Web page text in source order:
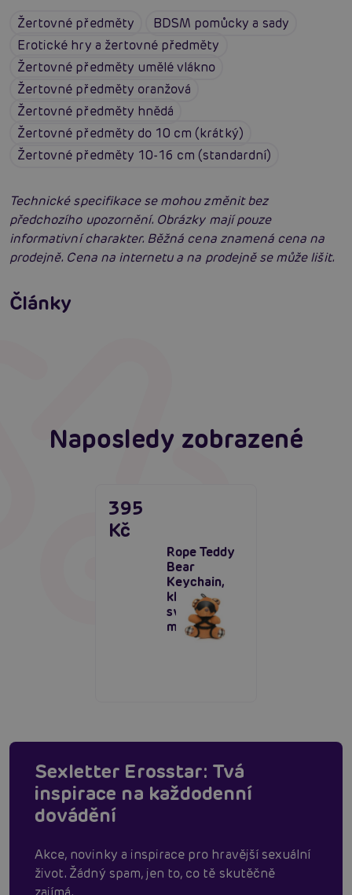
Žertovné předměty
BDSM pomůcky a sady
Erotické hry a žertovné předměty
Žertovné předměty umělé vlákno
Žertovné předměty oranžová
Žertovné předměty hnědá
Žertovné předměty do 10 cm (krátký)
Žertovné předměty 10-16 cm (standardní)
Technické specifikace se mohou změnit bez
předchozího upozornění. Obrázky mají pouze
informativní charakter. Běžná cena znamená cena na
prodejně. Cena na internetu a na prodejně se může lišit.
Články
Erotická inteligence: Příručka Sexiomů
Číst více
Swingers party poprvé: Erotický ráj plný
extáze? Průvodce, který ti otevře dveře!
Naposledy zobrazené
Rope Teddy
Bear
Keychain,
klíčenka
svázaný
medvídek
395
Kč
Sexletter Erosstar: Tvá
inspirace na každodenní
dovádění
Akce, novinky a inspirace pro hravější sexuální
život. Žádný spam, jen to, co tě skutěčně